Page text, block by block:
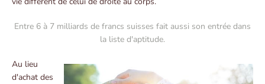
Entre 6 à 7 milliards de francs suisses fait aussi son entrée dans
la liste d'aptitude.
Au lieu
d'achat des